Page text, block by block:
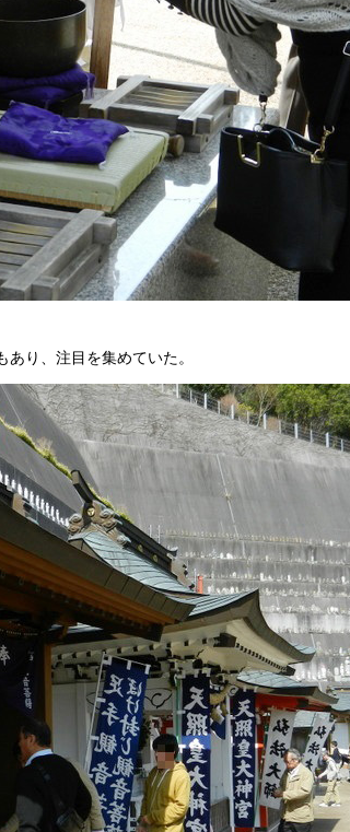
り、注目を集めていた。